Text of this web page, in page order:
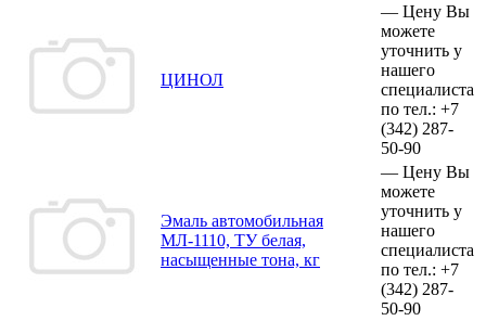
ЦИНОЛ
— Цену Вы
можете
уточнить у
нашего
специалиста
по тел.: +7
(342) 287-
50-90
Эмаль автомобильная
МЛ-1110, ТУ белая,
насыщенные тона, кг
— Цену Вы
можете
уточнить у
нашего
специалиста
по тел.: +7
(342) 287-
50-90